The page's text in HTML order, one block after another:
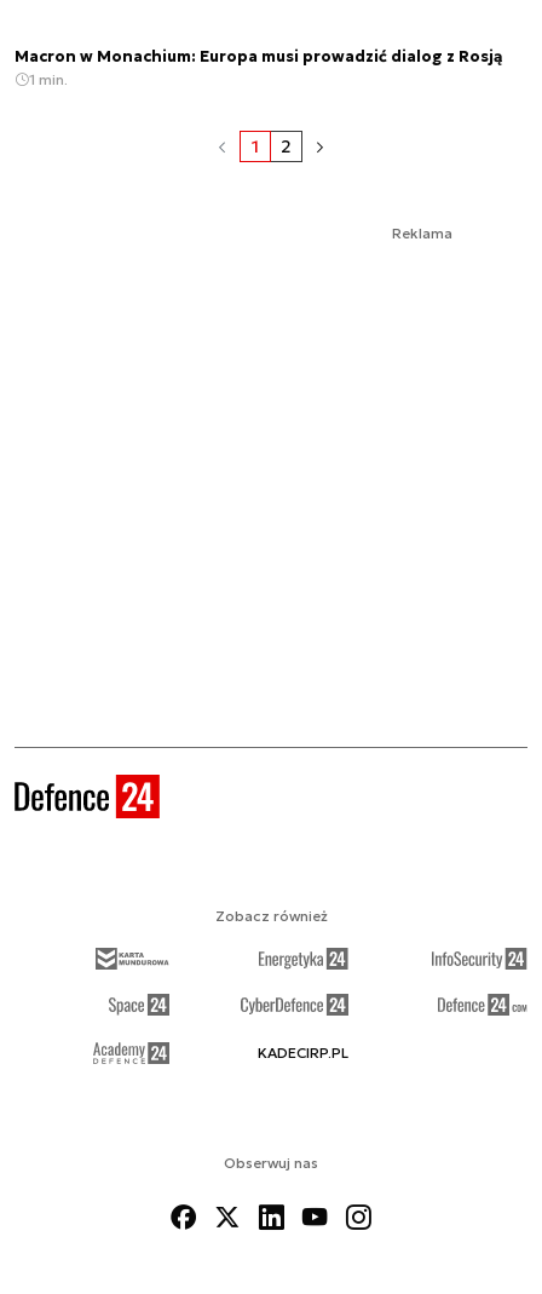
Macron w Monachium: Europa musi prowadzić dialog z Rosją
1 min.
1 2
Reklama
Obserwuj nas
Zobacz również
KADECIRP.PL